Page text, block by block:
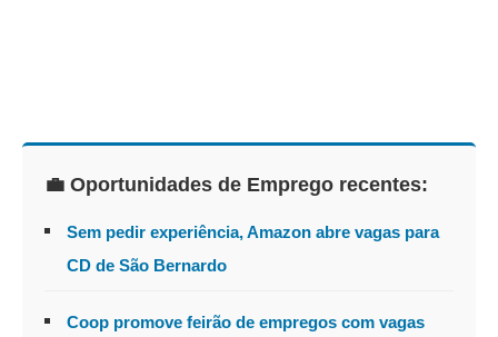
💼 Oportunidades de Emprego recentes:
Sem pedir experiência, Amazon abre vagas para
CD de São Bernardo
Coop promove feirão de empregos com vagas